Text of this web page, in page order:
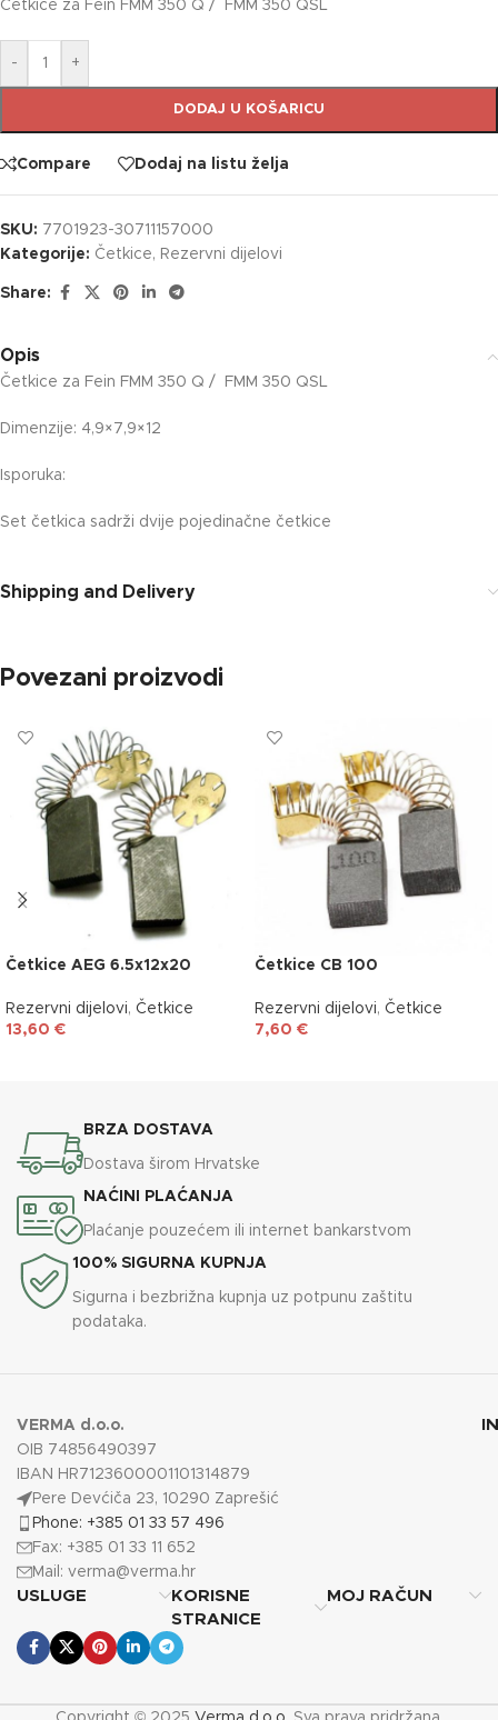
Četkice za Fein FMM 350 Q / FMM 350 QSL
- +
DODAJ U KOŠARICU
Compare Dodaj na listu želja
SKU: 7701923-30711157000
Kategorije: Četkice, Rezervni dijelovi
Share:
Opis
Četkice za Fein FMM 350 Q / FMM 350 QSL
Dimenzije: 4,9×7,9×12
Isporuka:
Set četkica sadrži dvije pojedinačne četkice
Shipping and Delivery
Povezani proizvodi
Četkice AEG 6.5x12x20
Rezervni dijelovi, Četkice
13,60 €
Četkice CB 100
Rezervni dijelovi, Četkice
7,60 €
BRZA DOSTAVA
Dostava širom Hrvatske
NAĆINI PLAĆANJA
Plaćanje pouzećem ili internet bankarstvom
100% SIGURNA KUPNJA
Sigurna i bezbrižna kupnja uz potpunu zaštitu
podataka.
VERMA d.o.o.
OIB 74856490397
IBAN HR7123600001101314879
Pere Devćiča 23, 10290 Zaprešić
Phone: +385 01 33 57 496
Fax: +385 01 33 11 652
Mail: verma@verma.hr
USLUGE
KORISNE
STRANICE
MOJ RAČUN